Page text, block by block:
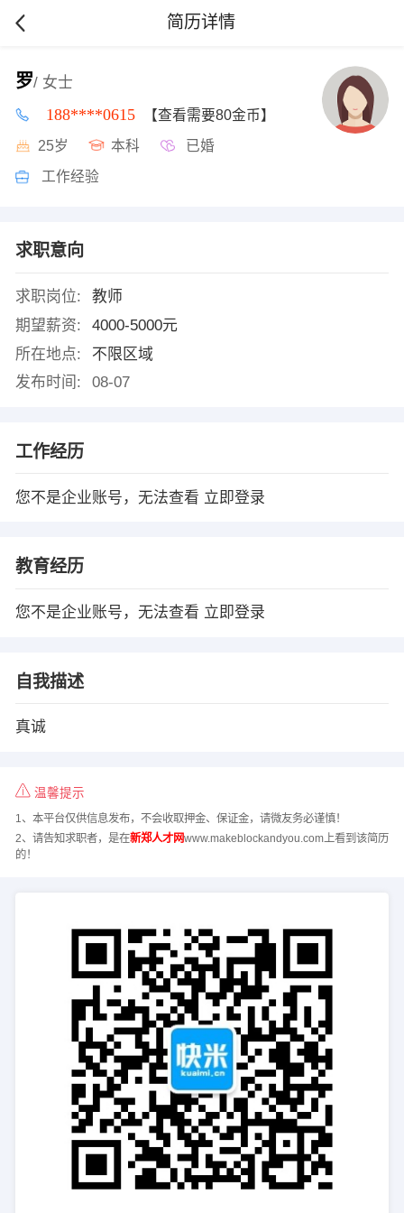
简历详情
罗/ 女士
188****0615 【查看需要80金币】
25岁 本科 已婚
工作经验
求职意向
求职岗位:
教师
期望薪资:
4000-5000元
所在地点:
不限区域
发布时间:
08-07
工作经历
您不是企业账号，无法查看 立即登录
教育经历
您不是企业账号，无法查看 立即登录
自我描述
真诚
温馨提示
1、本平台仅供信息发布，不会收取押金、保证金，请微友务必谨慎！
2、请告知求职者，是在新郑人才网www.makeblockandyou.com上看到该简历
的！